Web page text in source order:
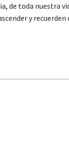
de toda nuestra
y recuerden